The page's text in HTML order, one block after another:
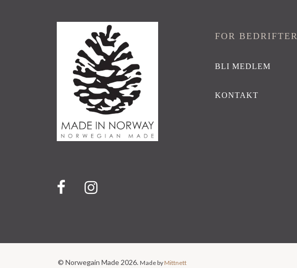
FOR BEDRIFTER
BLI MEDLEM
KONTAKT
© Norwegain Made 2026. Made byMittnett